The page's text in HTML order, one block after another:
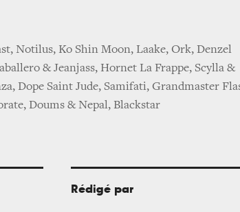
Notilus, Ko Shin Moon, Laake, Ork, Denzel
& Jeanjass, Hornet La Frappe, Scylla &
Dope Saint Jude, Samifati, Grandmaster
Doums & Nepal, Blackstar
Rédigé par